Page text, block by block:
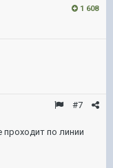
1 608
#7
по линии